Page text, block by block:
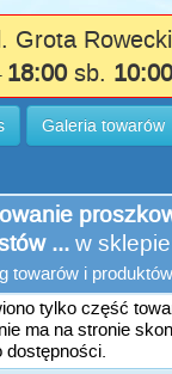
Grota
18:00sb. 10:00
Galeria towarów
... w
towarów i
tylko część
ma na stronie